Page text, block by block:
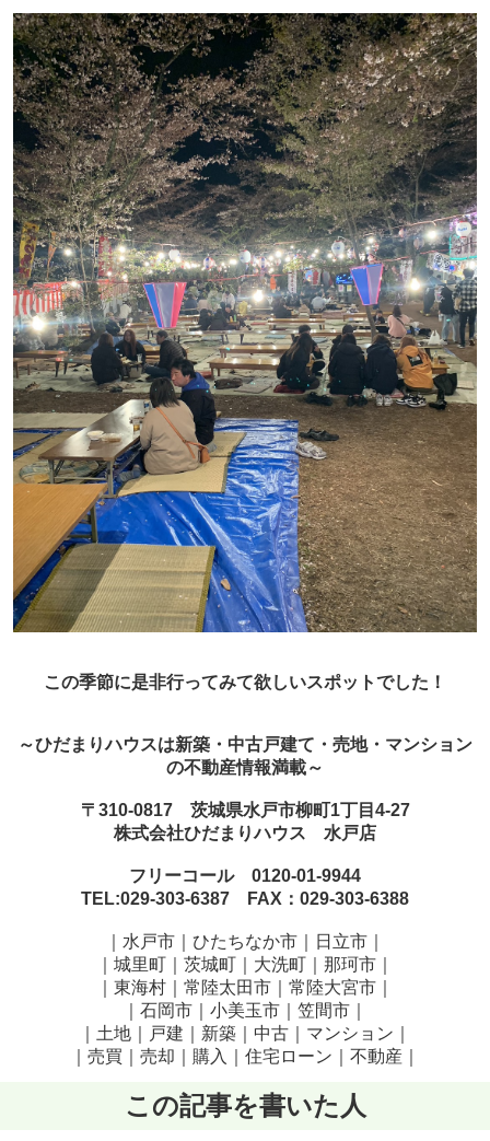
この季節に是非行ってみて欲しいスポットでした！
～ひだまりハウスは新築・中古戸建て・売地・マンション
の不動産情報満載～
〒310-0817 茨城県水戸市柳町1丁目4-27
株式会社ひだまりハウス 水戸店
フリーコール 0120-01-9944
TEL:029-303-6387 FAX：029-303-6388
｜水戸市｜ひたちなか市｜日立市｜
｜城里町｜茨城町｜大洗町｜那珂市｜
｜東海村｜常陸太田市｜常陸大宮市｜
｜石岡市｜小美玉市｜笠間市
｜土地｜戸建｜新築｜中古｜マンション｜
｜売買｜売却｜購入｜住宅ローン｜不動産｜
この記事を書いた人